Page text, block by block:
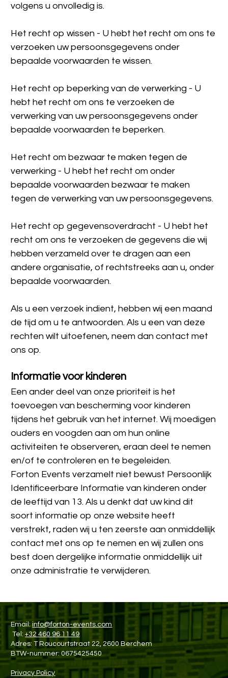
volgens u onvolledig is.
Het recht op wissen - U hebt het recht om ons te
verzoeken uw persoonsgegevens onder
bepaalde voorwaarden te wissen.
Het recht op beperking van de verwerking - U
hebt het recht om ons te verzoeken de
verwerking van uw persoonsgegevens onder
bepaalde voorwaarden te beperken.
Het recht om bezwaar te maken tegen de
verwerking - U hebt het recht om onder
bepaalde voorwaarden bezwaar te maken
tegen de verwerking van uw persoonsgegevens.
Het recht op gegevensoverdracht - U hebt het
recht om ons te verzoeken de gegevens die wij
hebben verzameld over te dragen aan een
andere organisatie, of rechtstreeks aan u, onder
bepaalde voorwaarden.
Als u een verzoek indient, hebben wij een maand
de tijd om u te antwoorden. Als u een van deze
rechten wilt uitoefenen, neem dan contact met
ons op.
Informatie voor kinderen
Een ander deel van onze prioriteit is het
toevoegen van bescherming voor kinderen
tijdens het gebruik van het internet. Wij moedigen
ouders en voogden aan om hun online
activiteiten te observeren, eraan deel te nemen
en/of te controleren en te begeleiden.
Forton Events verzamelt niet bewust Persoonlijk
Identificeerbare Informatie van kinderen onder
de leeftijd van 13. Als u denkt dat uw kind dit
soort informatie op onze website heeft
verstrekt, raden wij u ten zeerste aan onmiddellijk
contact met ons op te nemen en wij zullen ons
best doen dergelijke informatie onmiddellijk uit
onze administratie te verwijderen.
Email: info@forton-events.com
Tel: +32 460 96 11 49
Adres: T Roucourtstraat 22, 2600 Berchem
BTW-nummer: 0675425450
Privacy Policy